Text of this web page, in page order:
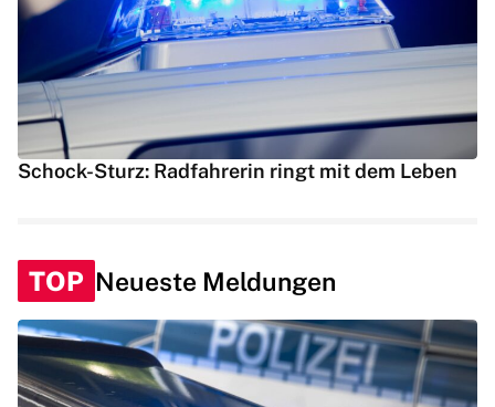
Schock-Sturz: Radfahrerin ringt mit dem Leben
TOP Neueste Meldungen